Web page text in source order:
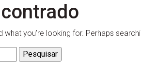
what you’re looking for. Perhaps